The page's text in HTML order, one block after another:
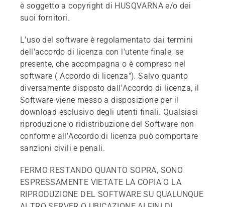
è soggetto a copyright di HUSQVARNA e/o dei
suoi fornitori.
L'uso del software è regolamentato dai termini
dell'accordo di licenza con l'utente finale, se
presente, che accompagna o è compreso nel
software ("Accordo di licenza"). Salvo quanto
diversamente disposto dall'Accordo di licenza, il
Software viene messo a disposizione per il
download esclusivo degli utenti finali. Qualsiasi
riproduzione o ridistribuzione del Software non
conforme all'Accordo di licenza può comportare
sanzioni civili e penali.
FERMO RESTANDO QUANTO SOPRA, SONO
ESPRESSAMENTE VIETATE LA COPIA O LA
RIPRODUZIONE DEL SOFTWARE SU QUALUNQUE